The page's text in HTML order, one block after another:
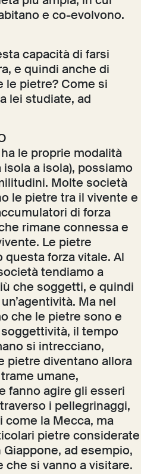
e co-evolvono.
capacità di farsi
e quindi anche di
le pietre? Come si
lei studiate, ad
le proprie modalità
a isola), possiamo
Molte società
le pietre tra il vivente e
di forza
rimane connessa e
Le pietre
forza vitale. Al
tendiamo a
che soggetti, e quindi
Ma nel
che le pietre sono e
il tempo
si intrecciano,
pietre diventano allora
umane,
fanno agire gli esseri
i pellegrinaggi,
come la Mecca, ma
pietre considerate
ad esempio,
si vanno a visitare.